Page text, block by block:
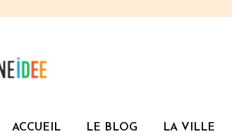
ACCUEIL LE BLOG LA VILLE